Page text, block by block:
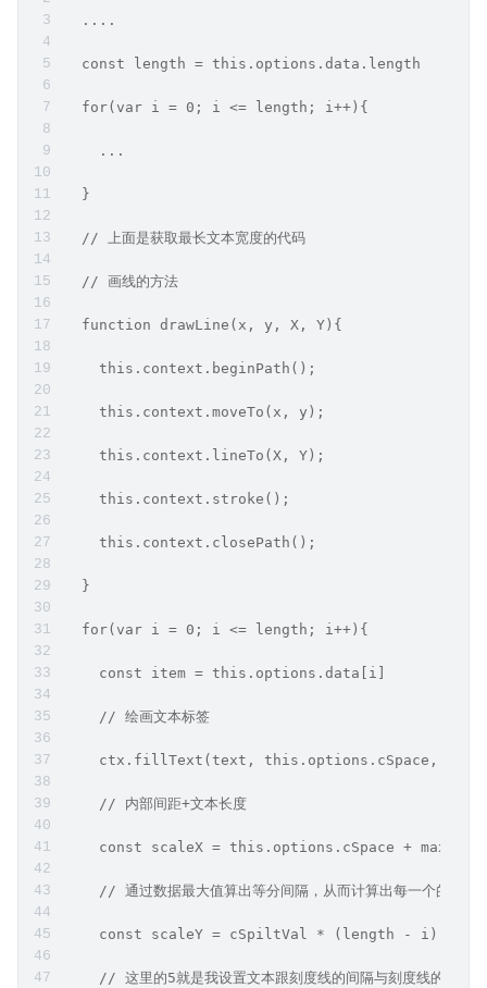
  ....
  const length = this.options.data.length
  for(var i = 0; i <= length; i++){
    ...
  }
  // 上面是获取最长文本宽度的代码
  // 画线的方法
  function drawLine(x, y, X, Y){
    this.context.beginPath();
    this.context.moveTo(x, y);
    this.context.lineTo(X, Y);
    this.context.stroke();
    this.context.closePath();
  }
  for(var i = 0; i <= length; i++){
    const item = this.options.data[i]
    // 绘画文本标签
ctx.fillText(text, this.options.cSpace,
    // 内部间距+文本长度
const scaleX = this.options.cSpace +
// 通过数据最大值算出等分间隔，从而计算出每一个的终点
const scaleY = cSpiltVal * (length - i) +
    // 这里的5就是我设置文本跟刻度线的间隔与刻度线的长度